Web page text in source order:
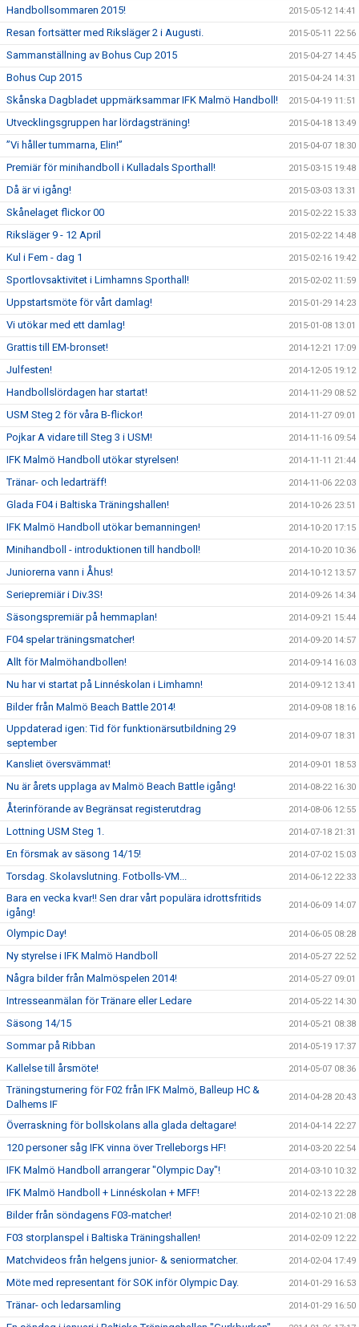
Handbollsommaren 2015! 2015-05-12 14:41
Resan fortsätter med Riksläger 2 i Augusti. 2015-05-11 22:56
Sammanställning av Bohus Cup 2015 2015-04-27 14:45
Bohus Cup 2015 2015-04-24 14:31
Skånska Dagbladet uppmärksammar IFK Malmö Handboll! 2015-04-19 11:51
Utvecklingsgruppen har lördagsträning! 2015-04-18 13:49
”Vi håller tummarna, Elin!” 2015-04-07 18:30
Premiär för minihandboll i Kulladals Sporthall! 2015-03-15 19:48
Då är vi igång! 2015-03-03 13:31
Skånelaget flickor 00 2015-02-22 15:33
Riksläger 9 - 12 April 2015-02-22 14:48
Kul i Fem - dag 1 2015-02-16 19:42
Sportlovsaktivitet i Limhamns Sporthall! 2015-02-02 11:59
Uppstartsmöte för vårt damlag! 2015-01-29 14:23
Vi utökar med ett damlag! 2015-01-08 13:01
Grattis till EM-bronset! 2014-12-21 17:09
Julfesten! 2014-12-05 19:12
Handbollslördagen har startat! 2014-11-29 08:52
USM Steg 2 för våra B-flickor! 2014-11-27 09:01
Pojkar A vidare till Steg 3 i USM! 2014-11-16 09:54
IFK Malmö Handboll utökar styrelsen! 2014-11-11 21:44
Tränar- och ledarträff! 2014-11-06 22:03
Glada F04 i Baltiska Träningshallen! 2014-10-26 23:51
IFK Malmö Handboll utökar bemanningen! 2014-10-20 17:15
Minihandboll - introduktionen till handboll! 2014-10-20 10:36
Juniorerna vann i Åhus! 2014-10-12 13:57
Seriepremiär i Div.3S! 2014-09-26 14:34
Säsongspremiär på hemmaplan! 2014-09-21 15:44
F04 spelar träningsmatcher! 2014-09-20 14:57
Allt för Malmöhandbollen! 2014-09-14 16:03
Nu har vi startat på Linnéskolan i Limhamn! 2014-09-12 13:41
Bilder från Malmö Beach Battle 2014! 2014-09-08 18:16
Uppdaterad igen: Tid för funktionärsutbildning 29
september
2014-09-07 18:31
Kansliet översvämmat! 2014-09-01 18:53
Nu är årets upplaga av Malmö Beach Battle igång! 2014-08-22 16:30
Återinförande av Begränsat registerutdrag 2014-08-06 12:55
Lottning USM Steg 1. 2014-07-18 21:31
En försmak av säsong 14/15! 2014-07-02 15:03
Torsdag. Skolavslutning. Fotbolls-VM... 2014-06-12 22:33
Bara en vecka kvar!! Sen drar vårt populära idrottsfritids
igång!
2014-06-09 14:07
Olympic Day! 2014-06-05 08:28
Ny styrelse i IFK Malmö Handboll 2014-05-27 22:52
Några bilder från Malmöspelen 2014! 2014-05-27 09:01
Intresseanmälan för Tränare eller Ledare 2014-05-22 14:30
Säsong 14/15 2014-05-21 08:38
Sommar på Ribban 2014-05-19 17:37
Kallelse till årsmöte! 2014-05-07 08:36
Träningsturnering för F02 från IFK Malmö, Balleup HC &
Dalhems IF
2014-04-28 20:43
Överraskning för bollskolans alla glada deltagare! 2014-04-14 22:27
120 personer såg IFK vinna över Trelleborgs HF! 2014-03-20 22:54
IFK Malmö Handboll arrangerar "Olympic Day"! 2014-03-10 10:32
IFK Malmö Handboll + Linnéskolan + MFF! 2014-02-13 22:28
Bilder från söndagens F03-matcher! 2014-02-10 21:08
F03 storplanspel i Baltiska Träningshallen! 2014-02-09 12:22
Matchvideos från helgens junior- & seniormatcher. 2014-02-04 17:49
Möte med representant för SOK inför Olympic Day. 2014-01-29 16:53
Tränar- och ledarsamling 2014-01-29 16:50